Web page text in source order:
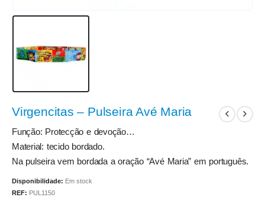
Virgencitas – Pulseira Avé Maria
Função: Protecção e devoção…
Material: tecido bordado.
Na pulseira vem bordada a oração “Avé Maria” em português.
Disponibilidade: Em stock
REF: PUL1150